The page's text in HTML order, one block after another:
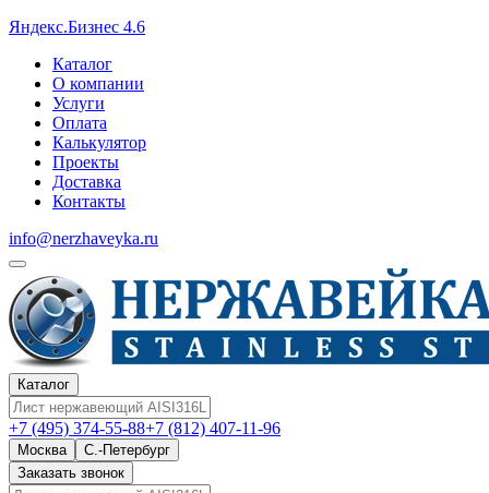
Яндекс.Бизнес 4.6
Каталог
О компании
Услуги
Оплата
Калькулятор
Проекты
Доставка
Контакты
info@nerzhaveyka.ru
Каталог
+7 (495) 374-55-88+7 (812) 407-11-96
Москва
С.-Петербург
Заказать звонок